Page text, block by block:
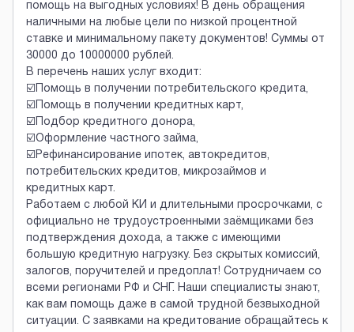
помощь на выгодных условиях! В день обращения
наличными на любые цели по низкой процентной
ставке и минимальному пакету документов! Суммы от
30000 до 10000000 рублей.
В перечень наших услуг входит:
☑️Помощь в получении потребительского кредита,
☑️Помощь в получении кредитных карт,
☑️Подбор кредитного донора,
☑️Оформление частного займа,
☑️Рефинансирование ипотек, автокредитов,
потребительских кредитов, микрозаймов и
кредитных карт.
Работаем с любой КИ и длительными просрочками, с
официально не трудоустроенными заёмщиками без
подтверждения дохода, а также с имеющими
большую кредитную нагрузку. Без скрытых комиссий,
залогов, поручителей и предоплат! Сотрудничаем со
всеми регионами РФ и СНГ. Наши специалисты знают,
как вам помощь даже в самой трудной безвыходной
ситуации. С заявками на кредитование обращайтесь к